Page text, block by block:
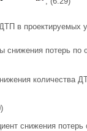
в проектируемых
снижения потерь по
количества
снижения